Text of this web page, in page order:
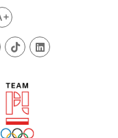
czcionka
Większa czcionka